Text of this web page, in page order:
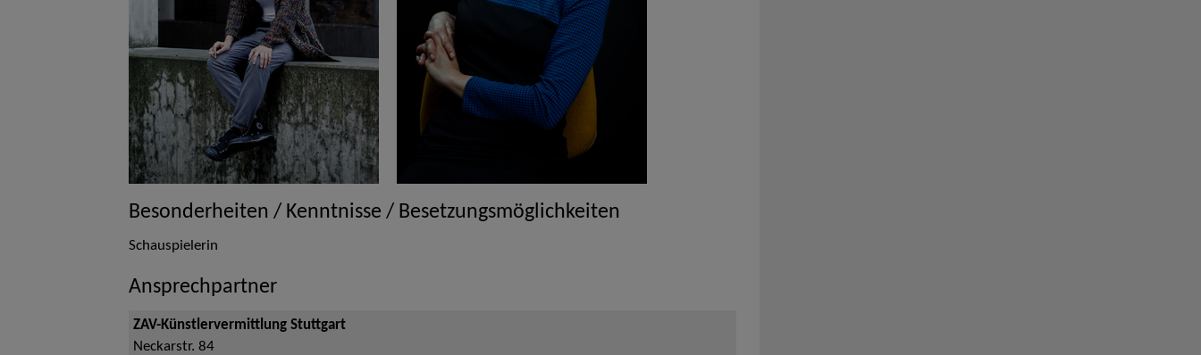
Besonderheiten / Kenntnisse / Besetzungsmöglichkeiten
Schauspielerin
Ansprechpartner
ZAV-Künstlervermittlung Stuttgart
Neckarstr. 84